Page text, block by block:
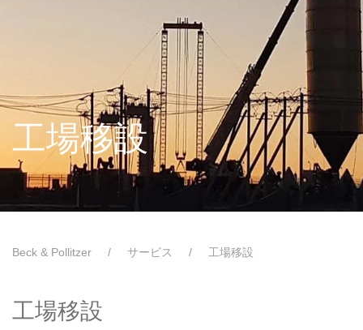
工場移設
Beck & Pollitzer サービス 工場移設
工場移設